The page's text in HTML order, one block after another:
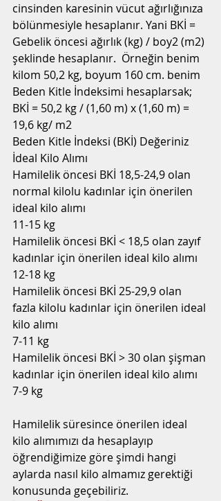
cinsinden karesinin vücut ağırlığınıza
bölünmesiyle hesaplanır. Yani BKİ =
Gebelik öncesi ağırlık (kg) / boy2 (m2)
şeklinde hesaplanır.  Örneğin benim
kilom 50,2 kg, boyum 160 cm. benim
Beden Kitle İndeksimi hesaplarsak;
BKİ = 50,2 kg / (1,60 m) x (1,60 m) =
19,6 kg/ m2
Beden Kitle İndeksi (BKİ) Değeriniz
İdeal Kilo Alımı
Hamilelik öncesi BKİ 18,5-24,9 olan
normal kilolu kadınlar için önerilen
ideal kilo alımı
11-15 kg
Hamilelik öncesi BKİ < 18,5 olan zayıf
kadınlar için önerilen ideal kilo alımı
12-18 kg
Hamilelik öncesi BKİ 25-29,9 olan
fazla kilolu kadınlar için önerilen ideal
kilo alımı
7-11 kg
Hamilelik öncesi BKİ > 30 olan şişman
kadınlar için önerilen ideal kilo alımı
7-9 kg
Hamilelik süresince önerilen ideal
kilo alımımızı da hesaplayıp
öğrendiğimize göre şimdi hangi
aylarda nasıl kilo almamız gerektiği
konusunda geçebiliriz.